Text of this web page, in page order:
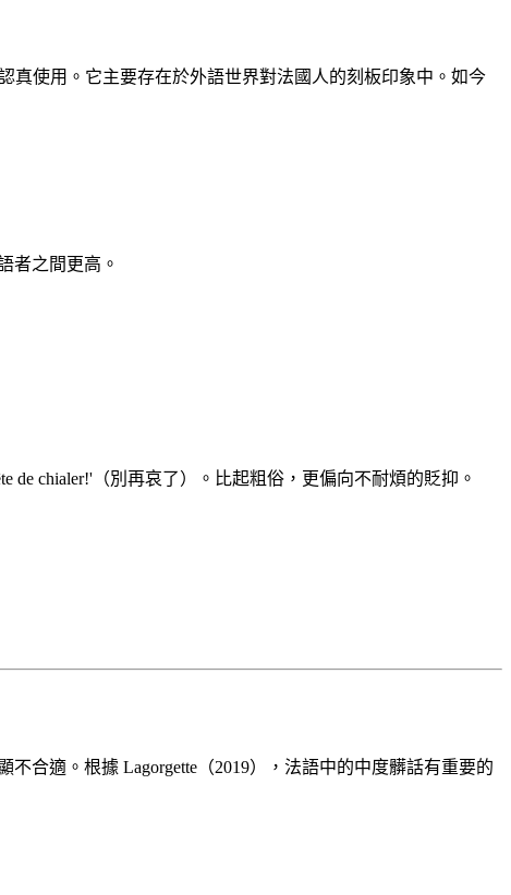
真使用。它主要存在於外語世界對法國人的刻板印象中。如今
者之間更高。
chialer!'（別再哀了）。比起粗俗，更偏向不耐煩的貶抑。
合適。根據 Lagorgette（2019），法語中的中度髒話有重要的